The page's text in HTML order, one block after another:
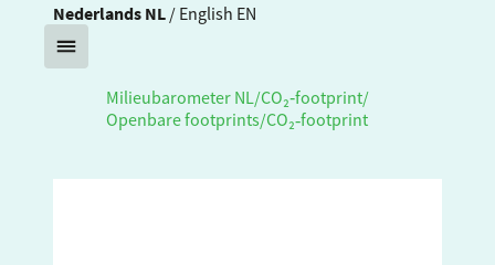
Nederlands NL / English EN
Milieubarometer NL /CO₂‑footprint/
Openbare footprints/CO₂‑footprint